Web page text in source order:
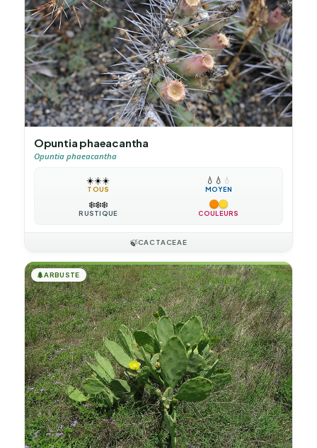
Opuntia phaeacantha
Opuntia phaeacantha
☀️☀️☀️
TOUS
💧 💧 💧
MOYEN
❄️❄️❄️
RUSTIQUE COULEURS
🍃CACTACEAE
🌲ARBUSTE